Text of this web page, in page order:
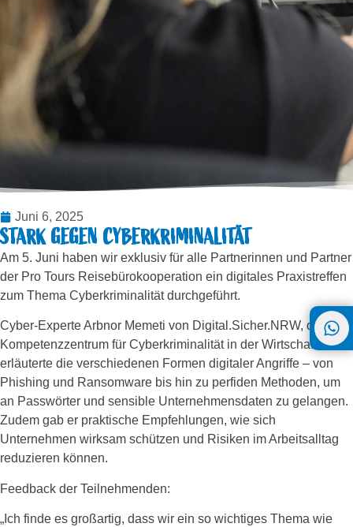
Juni 6, 2025
STARK GEGEN CYBERKRIMINALITÄT
Am 5. Juni haben wir exklusiv für alle Partnerinnen und Partner
der Pro Tours Reisebürokooperation ein digitales Praxistreffen
zum Thema Cyberkriminalität durchgeführt.
Cyber-Experte Arbnor Memeti von Digital.Sicher.NRW, dem
Kompetenzzentrum für Cyberkriminalität in der Wirtschaft,
erläuterte die verschiedenen Formen digitaler Angriffe – von
Phishing und Ransomware bis hin zu perfiden Methoden, um
an Passwörter und sensible Unternehmensdaten zu gelangen.
Zudem gab er praktische Empfehlungen, wie sich
Unternehmen wirksam schützen und Risiken im Arbeitsalltag
reduzieren können.
Feedback der Teilnehmenden:
„Ich finde es großartig, dass wir ein so wichtiges Thema wie